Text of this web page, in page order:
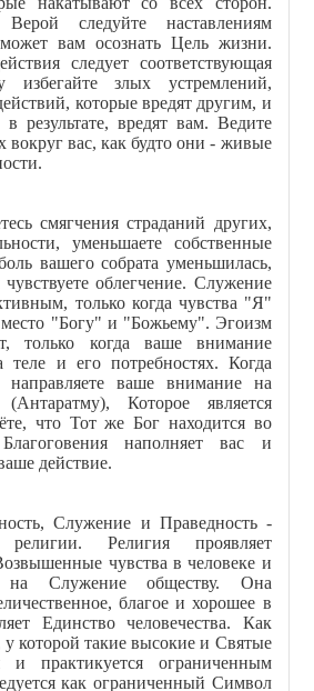
следуйте наставлениям
вам осознать Цель жизни.
следует соответствующая
избегайте злых устремлений,
которые вредят другим, и
результате, вредят вам. Ведите
вокруг вас, как будто они - живые
смягчения страданий других,
уменьшаете собственные
вашего собрата уменьшилась,
облегчение. Служение
только когда чувства "Я"
"Богу" и "Божьему". Эгоизм
только когда ваше внимание
теле и его потребностях. Когда
ваше внимание на
Которое является
что Тот же Бог находится во
наполняет вас и
действие.
Служение и Праведность -
Религия проявляет
чувства в человеке и
на Служение обществу. Она
благое и хорошее в
Единство человечества. Как
у которой такие высокие и Святые
и практикуется ограниченным
как ограниченный Символ